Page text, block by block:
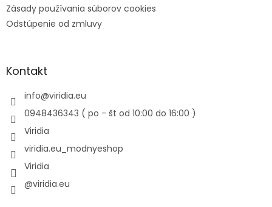
Zásady používania súborov cookies
Odstúpenie od zmluvy
Kontakt
info@viridia.eu
0948436343 ( po - št od 10:00 do 16:00 )
Viridia
viridia.eu_modnyeshop
Viridia
@viridia.eu